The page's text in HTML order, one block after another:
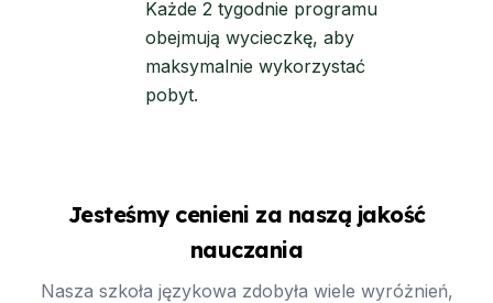
Każde 2 tygodnie programu
obejmują wycieczkę, aby
maksymalnie wykorzystać
pobyt.
Jesteśmy cenieni za naszą jakość
nauczania
Nasza szkoła językowa zdobyła wiele wyróżnień,